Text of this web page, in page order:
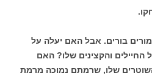
בורים. אבל האם יעלה על
והקצינים שלו? האם
שלו, שרמתם נמוכה מרמת